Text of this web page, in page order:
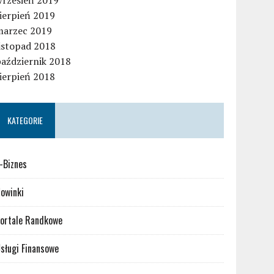
2019
2019
2018
2018
2018
KATEGORIE
Biznes
Randkowe
Finansowe